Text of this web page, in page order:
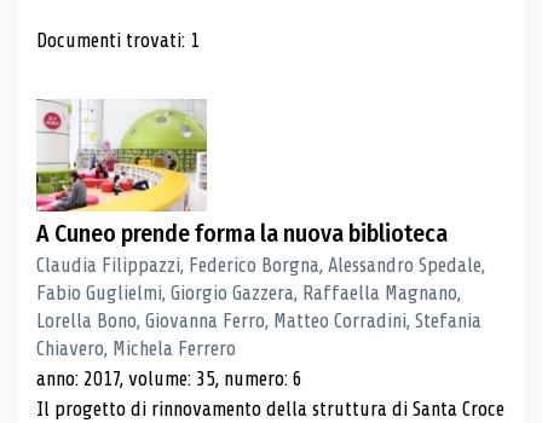
Risultati di ricerca
Documenti trovati: 1
A Cuneo prende forma la nuova biblioteca
Claudia Filippazzi, Federico Borgna, Alessandro Spedale,
Fabio Guglielmi, Giorgio Gazzera, Raffaella Magnano,
Lorella Bono, Giovanna Ferro, Matteo Corradini, Stefania
Chiavero, Michela Ferrero
anno: 2017, volume: 35, numero: 6
Il progetto di rinnovamento della struttura di Santa Croce